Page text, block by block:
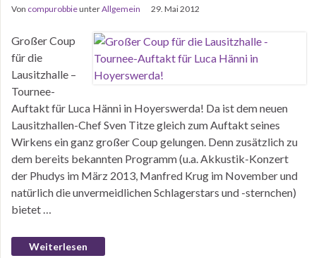
Von compurobbieunterAllgemein 29. Mai 2012
Großer Coup
für die
Lausitzhalle –
Tournee-
Auftakt für Luca Hänni in Hoyerswerda! Da ist dem neuen
Lausitzhallen-Chef Sven Titze gleich zum Auftakt seines
Wirkens ein ganz großer Coup gelungen. Denn zusätzlich zu
dem bereits bekannten Programm (u.a. Akkustik-Konzert
der Phudys im März 2013, Manfred Krug im November und
natürlich die unvermeidlichen Schlagerstars und -sternchen)
bietet …
Weiterlesen